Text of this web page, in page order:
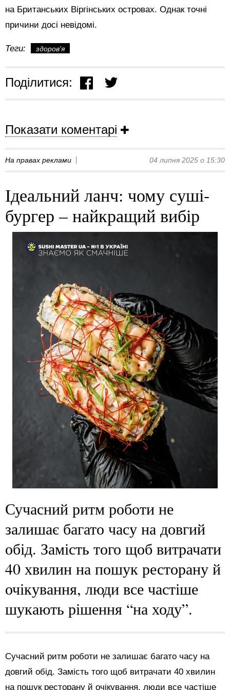
на Британських Віргінських островах. Однак точні
причини досі невідомі.
Теги: здоров'я
Поділитися:
Показати коментарі
На правах реклами 04 липня 2025 о 15:30
Ідеальний ланч: чому суші-
бургер – найкращий вибір
Сучасний ритм роботи не
залишає багато часу на довгий
обід. Замість того щоб витрачати
40 хвилин на пошук ресторану й
очікування, люди все частіше
шукають рішення “на ходу”.
Сучасний ритм роботи не залишає багато часу на
довгий обід. Замість того щоб витрачати 40 хвилин
на пошук ресторану й очікування, люди все частіше